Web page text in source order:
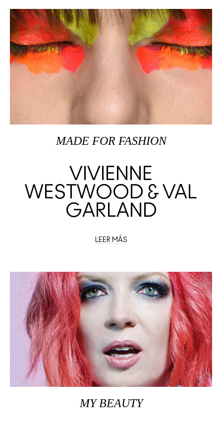
MADE FOR FASHION
VIVIENNE
WESTWOOD & VAL
GARLAND
LEER MÁS
MY BEAUTY